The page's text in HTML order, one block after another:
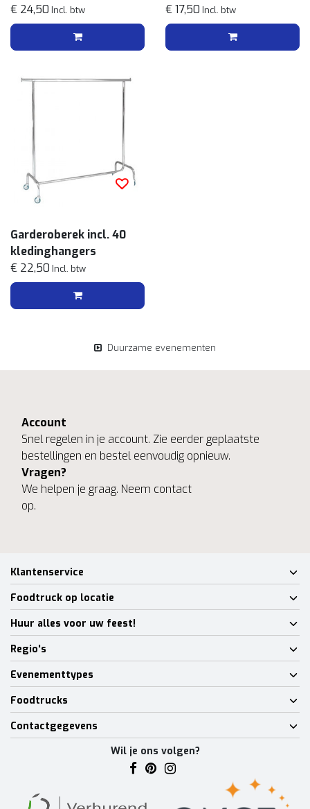
€ 24,50 Incl. btw € 17,50 Incl. btw
Garderoberek incl. 40
kledinghangers
€ 22,50 Incl. btw
Duurzame evenementen
Account
Snel regelen in je account. Zie eerder geplaatste
bestellingen en bestel eenvoudig opnieuw.
Vragen?
We helpen je graag. Neem contact
op.
Klantenservice
Foodtruck op locatie
Huur alles voor uw feest!
Regio's
Evenementtypes
Foodtrucks
Contactgegevens
Wil je ons volgen?